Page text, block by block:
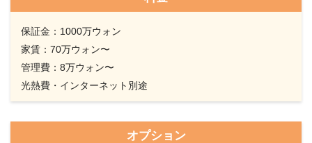
保証金：1000万ウォン
家賃：70万ウォン〜
管理費：8万ウォン〜
光熱費・インターネット別途
オプション